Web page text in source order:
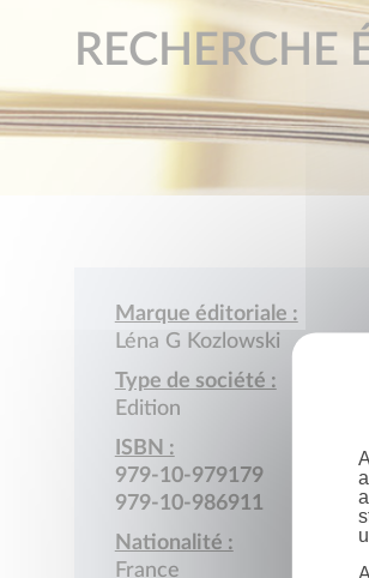
RECHERCHE
Marque éditoriale :
Léna G Kozlowski
Type de société :
Edition
ISBN :
979-10-979179
979-10-986911
Nationalité :
France